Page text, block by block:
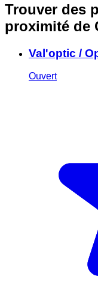
Trouver des
proximité de
Val'optic /
Ouvert